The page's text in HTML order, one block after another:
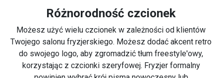
Różnorodność czcionek
Możesz użyć wielu czcionek w zależności od klientów
Twojego salonu fryzjerskiego. Możesz dodać akcent retro
do swojego logo, aby zgromadzić tłum freestyle'owy,
korzystając z czcionki szeryfowej. Fryzjer formalny